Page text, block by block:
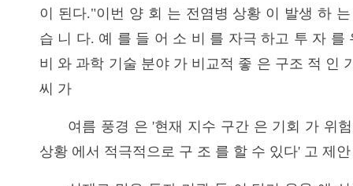
이 된다."이번 양 회 는 전염병 상황 이 발생 하
습 니 다. 예 를 들 어 소 비 를 자극 하고 투 자
비 와 과학 기술 분야 가 비교적 좋 은 구조 적 인
씨 가
여름 풍경 은 '현재 지수 구간 은 기회 가 위
상황 에서 적극적으로 구 조 를 할 수 있다' 고 제